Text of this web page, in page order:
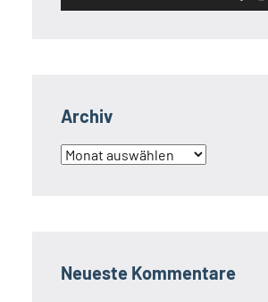
Archiv
Archiv
Neueste Kommentare